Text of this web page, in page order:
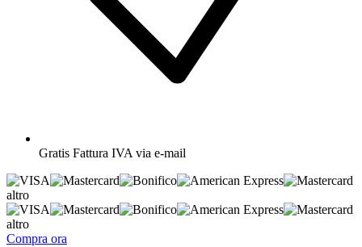
Gratis Fattura IVA via e-mail
altro
altro
Compra ora